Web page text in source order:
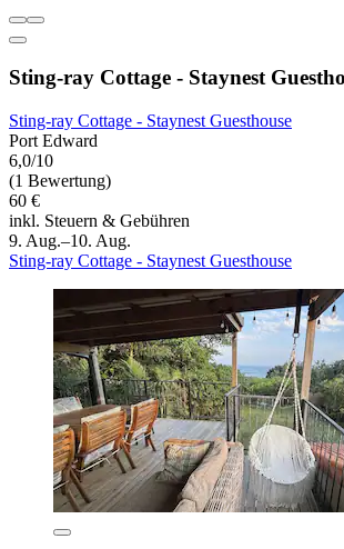
Sting-ray Cottage - Staynest
Sting-ray Cottage - Staynest Guesthouse
Port Edward
6,0/10
(1 Bewertung)
60 €
inkl. Steuern & Gebühren
9. Aug.–10. Aug.
Sting-ray Cottage - Staynest Guesthouse